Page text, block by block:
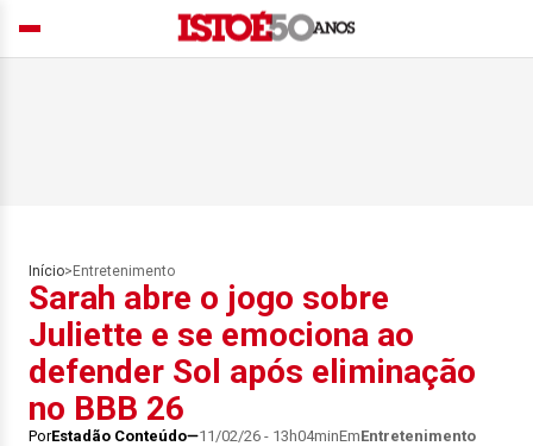
Início> Entretenimento
Sarah abre o jogo sobre
Juliette e se emociona ao
defender Sol após eliminação
no BBB 26
PorEstadão Conteúdo 11/02/26 - 13h04minEmEntretenimento